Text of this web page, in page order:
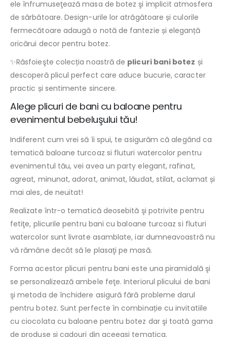
ele înfrumuseţează masa de botez şi implicit atmosfera
de sărbătoare. Design-urile lor atrăgătoare și culorile
fermecătoare adaugă o notă de fantezie și eleganță
oricărui decor pentru botez.
✨Răsfoieşte colecția noastră de plicuri bani botez și
descoperă plicul perfect care aduce bucurie, caracter
practic și sentimente sincere.
Alege plicuri de bani cu baloane pentru
evenimentul bebeluşului tău!
Indiferent cum vrei să îi spui, te asigurăm că alegând ca
tematică baloane turcoaz si fluturi watercolor pentru
evenimentul tău, vei avea un party elegant, rafinat,
agreat, minunat, adorat, animat, lăudat, stilat, aclamat și
mai ales, de neuitat!
Realizate într-o tematică deosebită şi potrivite pentru
fetiţe, plicurile pentru bani cu baloane turcoaz si fluturi
watercolor sunt livrate asamblate, iar dumneavoastră nu
vă rămâne decât să le plasaţi pe masă.
Forma acestor plicuri pentru bani este una piramidală şi
se personalizează ambele feţe. Interiorul plicului de bani
şi metoda de închidere asigură fără probleme darul
pentru botez. Sunt perfecte în combinație cu invitatiile
cu ciocolata cu baloane pentru botez dar şi toată gama
de produse şi cadouri din aceeasi tematica.